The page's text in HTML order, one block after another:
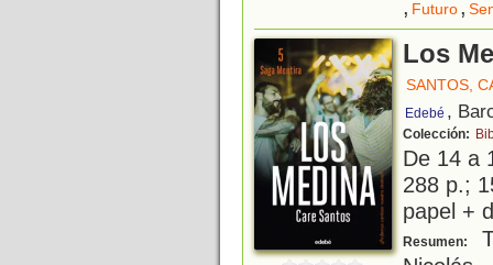
, Futuro,
Los
SANTOS,
Edebé ,
Colección:
De 14 a
288 p.;
papel +
Resumen: